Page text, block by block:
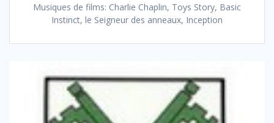
Musiques de films: Charlie Chaplin, Toys Story, Basic
Instinct, le Seigneur des anneaux, Inception